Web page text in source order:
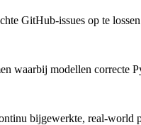
GitHub-issues op te
waarbij modellen correcte
bijgewerkte, real-world